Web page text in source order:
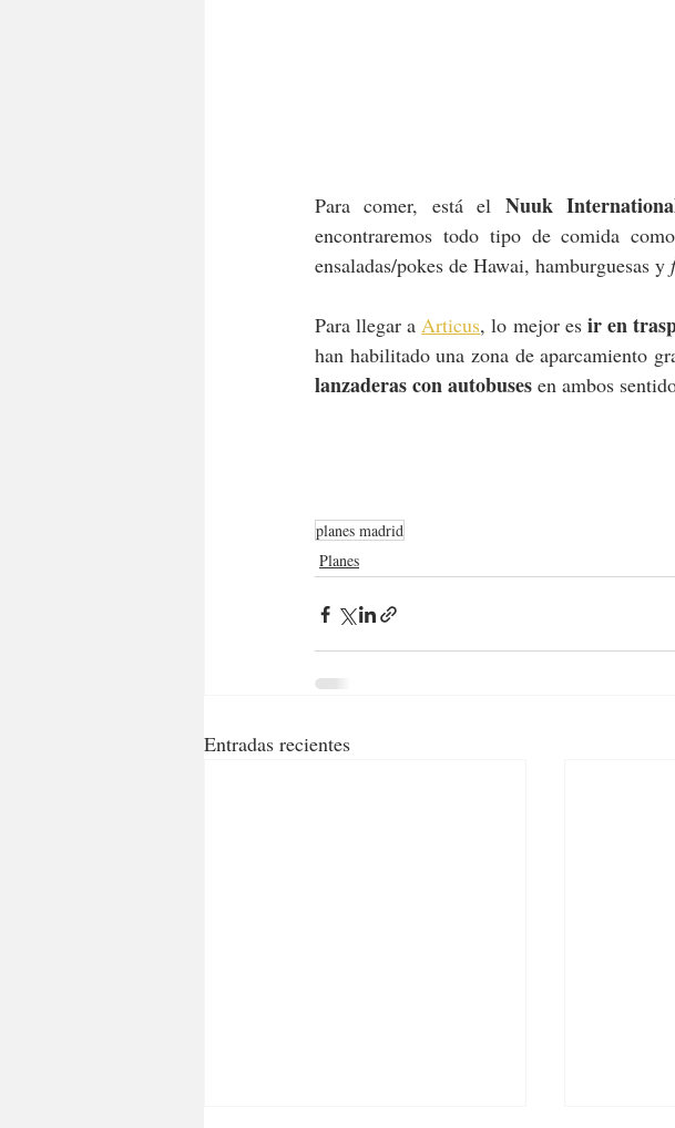
Para comer, está el Nuuk
encontraremos todo tipo de comida
ensaladas/pokes de Hawai, hamburguesas y
Para llegar a Articus, lo mejor es ir en
han habilitado una zona de aparcamiento
lanzaderas con autobuses en ambos
planes madrid
Planes
Entradas recientes